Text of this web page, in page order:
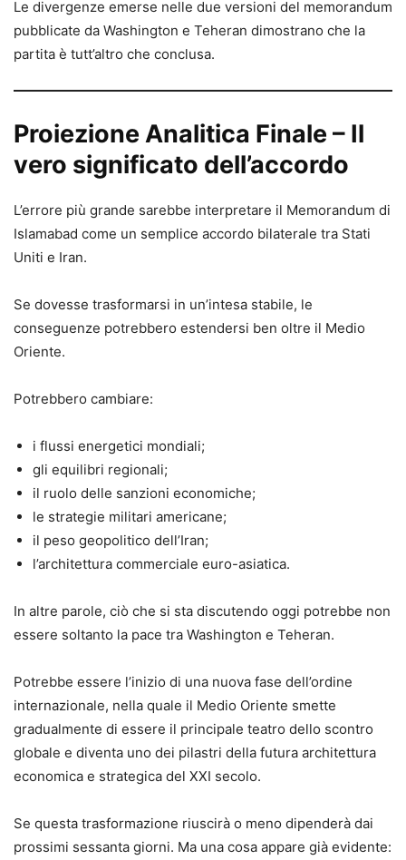
Le divergenze emerse nelle due versioni del memorandum
pubblicate da Washington e Teheran dimostrano che la
partita è tutt’altro che conclusa.
Proiezione Analitica Finale – Il
vero significato dell’accordo
L’errore più grande sarebbe interpretare il Memorandum di
Islamabad come un semplice accordo bilaterale tra Stati
Uniti e Iran.
Se dovesse trasformarsi in un’intesa stabile, le
conseguenze potrebbero estendersi ben oltre il Medio
Oriente.
Potrebbero cambiare:
i flussi energetici mondiali;
gli equilibri regionali;
il ruolo delle sanzioni economiche;
le strategie militari americane;
il peso geopolitico dell’Iran;
l’architettura commerciale euro-asiatica.
In altre parole, ciò che si sta discutendo oggi potrebbe non
essere soltanto la pace tra Washington e Teheran.
Potrebbe essere l’inizio di una nuova fase dell’ordine
internazionale, nella quale il Medio Oriente smette
gradualmente di essere il principale teatro dello scontro
globale e diventa uno dei pilastri della futura architettura
economica e strategica del XXI secolo.
Se questa trasformazione riuscirà o meno dipenderà dai
prossimi sessanta giorni. Ma una cosa appare già evidente: